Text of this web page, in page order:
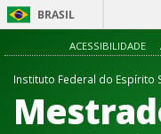
BRASIL
ACESSIBILIDADE
Instituto Federal do Espírito